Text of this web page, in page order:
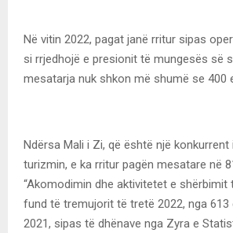
Në vitin 2022, pagat janë rritur sipas
si rrjedhojë e presionit të mungesës së
mesatarja nuk shkon më shumë se 400
Ndërsa Mali i Zi, që është një konkurrent
turizmin, e ka rritur pagën mesatare në
“Akomodimin dhe aktivitetet e shërbimit
fund të tremujorit të tretë 2022, nga
2021, sipas të dhënave nga Zyra e